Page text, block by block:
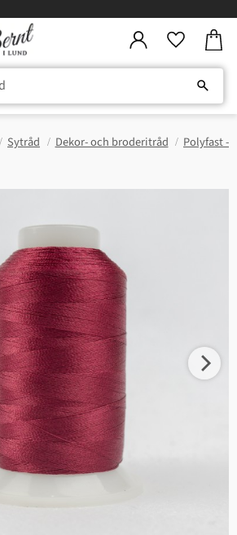
Sytråd Dekor- och broderitråd
Polyfast -